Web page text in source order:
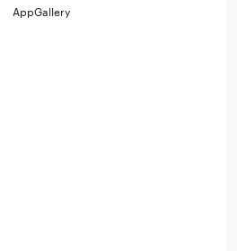
AppGallery